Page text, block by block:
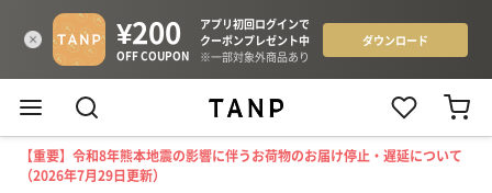
【重要】令和8年熊本地震の影響に伴うお荷物のお届け停止・遅延について
（2026年7月29日更新）